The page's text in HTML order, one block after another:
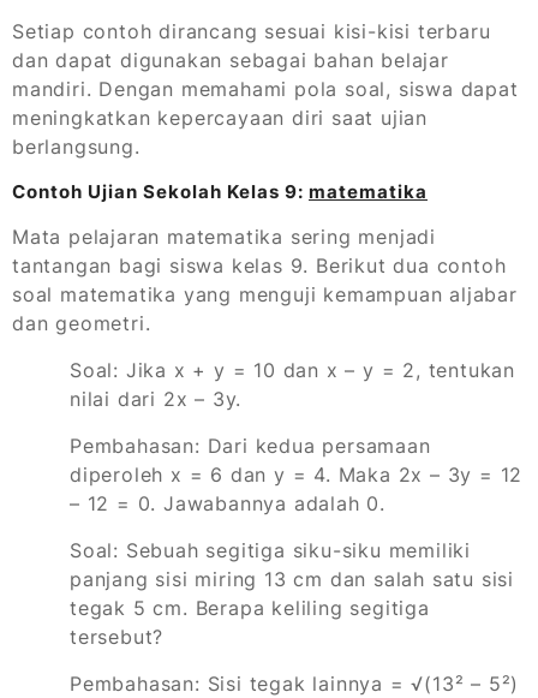
Setiap contoh dirancang sesuai kisi-kisi terbaru
dan dapat digunakan sebagai bahan belajar
mandiri. Dengan memahami pola soal, siswa dapat
meningkatkan kepercayaan diri saat ujian
berlangsung.
Contoh Ujian Sekolah Kelas 9: matematika
Mata pelajaran matematika sering menjadi
tantangan bagi siswa kelas 9. Berikut dua contoh
soal matematika yang menguji kemampuan aljabar
dan geometri.
Soal: Jika x + y = 10 dan x – y = 2, tentukan
nilai dari 2x – 3y.
Pembahasan: Dari kedua persamaan
diperoleh x = 6 dan y = 4. Maka 2x – 3y = 12
– 12 = 0. Jawabannya adalah 0.
Soal: Sebuah segitiga siku-siku memiliki
panjang sisi miring 13 cm dan salah satu sisi
tegak 5 cm. Berapa keliling segitiga
tersebut?
Pembahasan: Sisi tegak lainnya = √(13² – 5²)